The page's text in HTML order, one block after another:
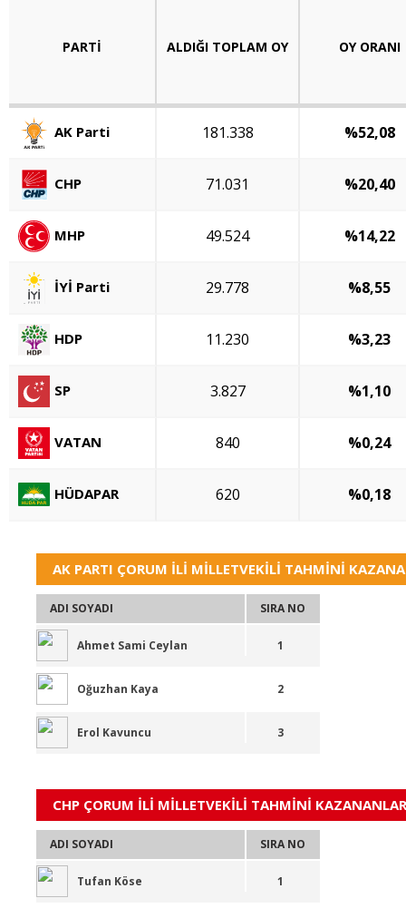
PARTİ ALDIĞI TOPLAM OY OY ORANI
AK Parti 181.338 %52,08
CHP 71.031 %20,40
MHP 49.524 %14,22
İYİ Parti 29.778 %8,55
HDP 11.230 %3,23
SP 3.827 %1,10
VATAN 840 %0,24
HÜDAPAR 620 %0,18
AK PARTI ÇORUM İLİ MİLLETVEKİLİ TAHMİNİ
ADI SOYADI SIRA NO
Ahmet Sami Ceylan 1
Oğuzhan Kaya 2
Erol Kavuncu 3
CHP ÇORUM İLİ MİLLETVEKİLİ TAHMİNİ
ADI SOYADI SIRA NO
Tufan Köse 1